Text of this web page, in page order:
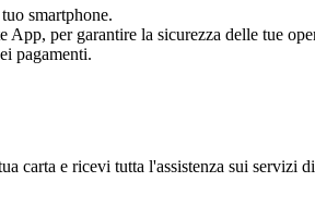
smartphone.
per garantire la sicurezza delle tue
pagamenti.
carta e ricevi tutta l'assistenza sui servizi